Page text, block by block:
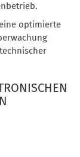
optimierte